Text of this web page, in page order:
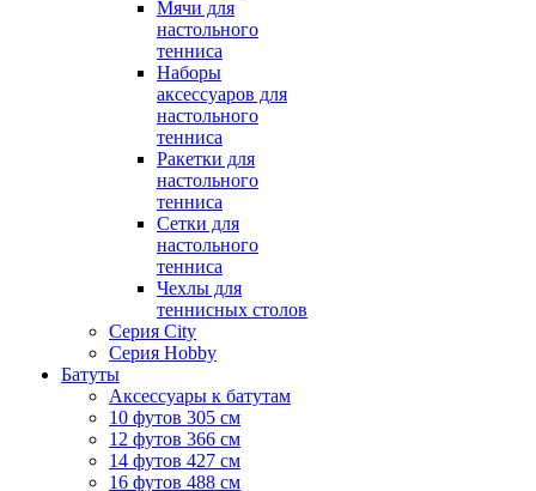
Мячи для
настольного
тенниса
Наборы
аксессуаров для
настольного
тенниса
Ракетки для
настольного
тенниса
Сетки для
настольного
тенниса
Чехлы для
теннисных столов
Серия City
Серия Hobby
Батуты
Аксессуары к батутам
10 футов 305 см
12 футов 366 см
14 футов 427 см
16 футов 488 см